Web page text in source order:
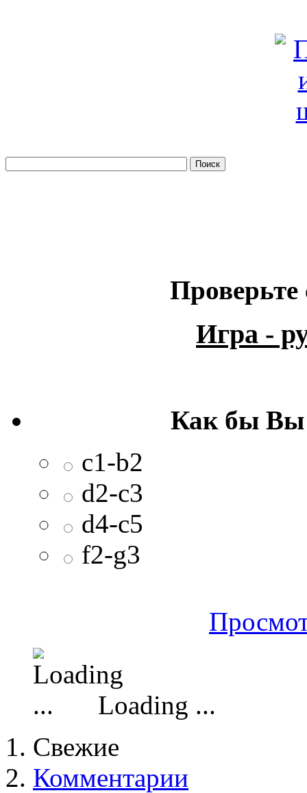
Проверьте
Игра -
Как бы Вы
c1-b2
d2-c3
d4-c5
f2-g3
Loading ...
Свежие
Комментарии